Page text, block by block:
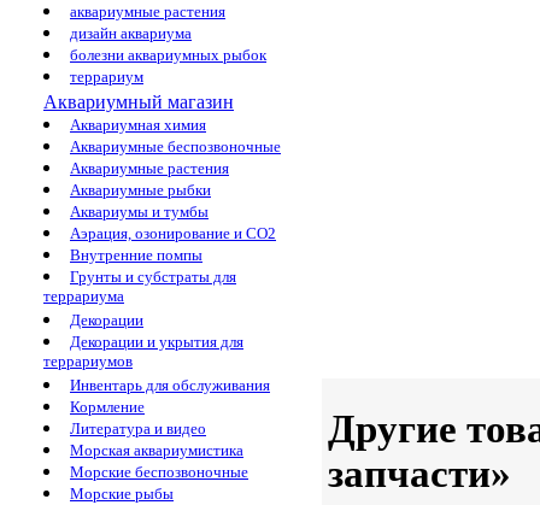
аквариумные растения
дизайн аквариума
болезни аквариумных рыбок
террариум
Аквариумный магазин
Аквариумная химия
Аквариумные беспозвоночные
Аквариумные растения
Аквариумные рыбки
Аквариумы и тумбы
Аэрация, озонирование и CO2
Внутренние помпы
Грунты и субстраты для
террариума
Декорации
Декорации и укрытия для
террариумов
Инвентарь для обслуживания
Кормление
Литература и видео
Морская аквариумистика
Морские беспозвоночные
Морские рыбы
Другие
запчасти»